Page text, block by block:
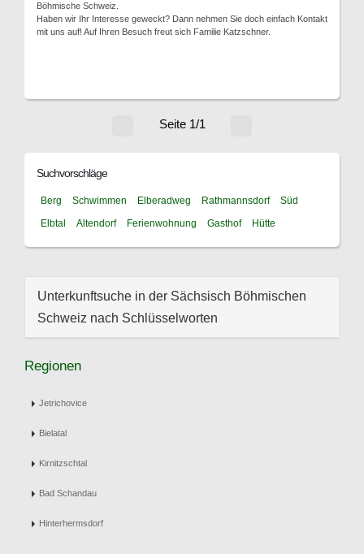
Böhmische Schweiz.
Haben wir Ihr Interesse geweckt? Dann nehmen Sie doch einfach Kontakt
mit uns auf! Auf Ihren Besuch freut sich Familie Katzschner.
Seite 1/1
Suchvorschläge
Berg Schwimmen Elberadweg Rathmannsdorf
Süd
Elbtal
Altendorf Ferienwohnung Gasthof Hütte
Unterkunftsuche in der Sächsisch Böhmischen
Schweiz nach Schlüsselworten
Regionen
Jetrichovice
Bielatal
Kirnitzschtal
Bad Schandau
Hinterhermsdorf